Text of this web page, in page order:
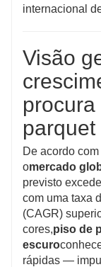
internacional
Visão
parquet
De acordo
omercado
previsto
com uma taxa
(CAGR)
cores,piso de
escuro
rápidas —